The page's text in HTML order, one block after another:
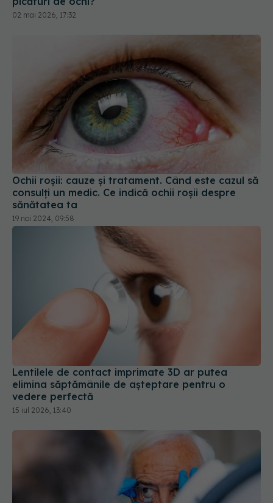
02 mai 2026, 17:32
Ochii roșii: cauze și tratament. Când este cazul să
consulți un medic. Ce indică ochii roșii despre
sănătatea ta
19 noi 2024, 09:58
Lentilele de contact imprimate 3D ar putea
elimina săptămânile de așteptare pentru o
vedere perfectă
15 iul 2026, 13:40